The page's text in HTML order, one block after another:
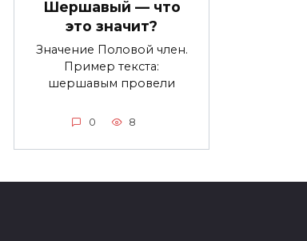
Шершавый — что
это значит?
Значение Половой член.
Пример текста:
шершавым провели
0 8